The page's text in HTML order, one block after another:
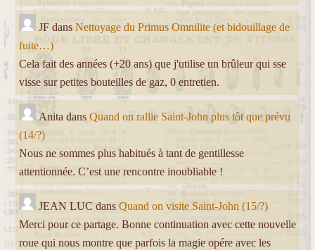
JF dans Nettoyage du Primus Omnilite (et bidouillage de
fuite…)
Cela fait des années (+20 ans) que j'utilise un brûleur qui sse
visse sur petites bouteilles de gaz, 0 entretien.
Anita dans Quand on rallie Saint-John plus tôt que prévu
(14/?)
Nous ne sommes plus habitués à tant de gentillesse
attentionnée. C’est une rencontre inoubliable !
JEAN LUC dans Quand on visite Saint-John (15/?)
Merci pour ce partage. Bonne continuation avec cette nouvelle
roue qui nous montre que parfois la magie opére avec les